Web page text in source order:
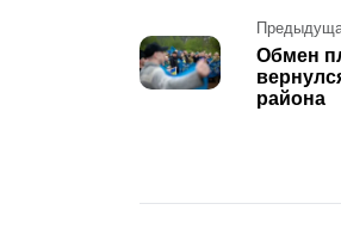
Post
navigation
Обмен
района